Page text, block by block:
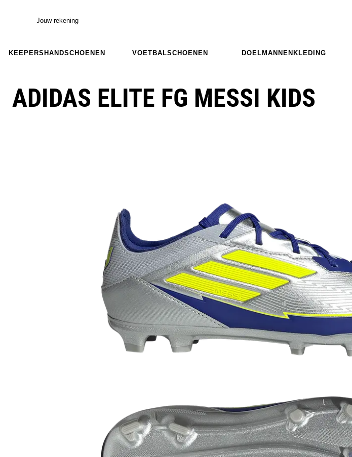
Jouw rekening
KEEPERSHANDSCHOENEN VOETBALSCHOENEN DOELMANNENKLEDING
ADIDAS ELITE FG MESSI KIDS